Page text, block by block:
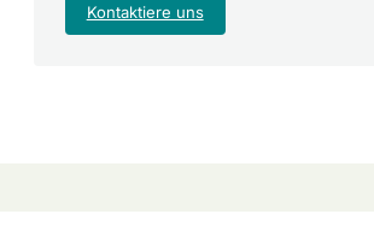
Kontaktiere uns